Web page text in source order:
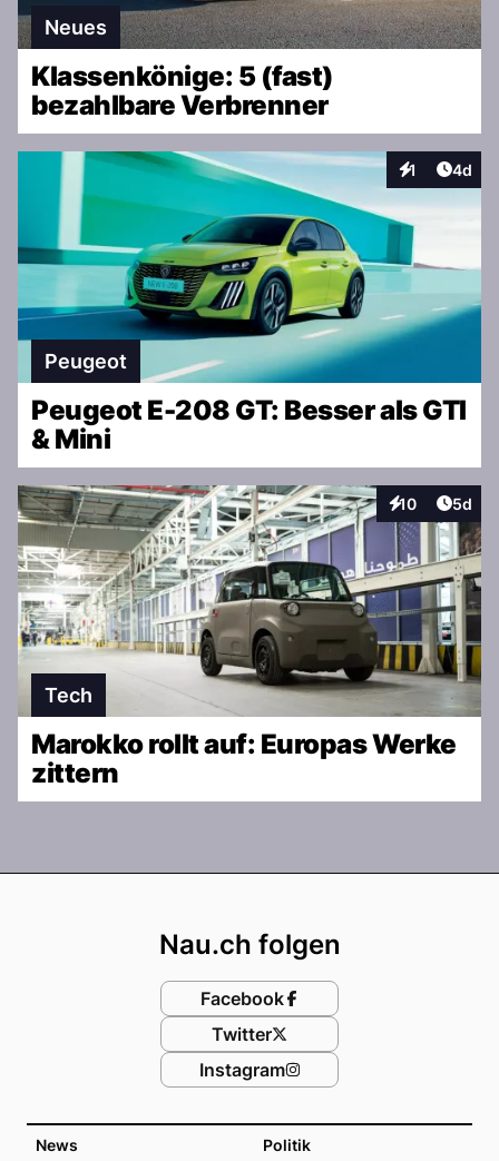
Neues
Klassenkönige: 5 (fast)
bezahlbare Verbrenner
1
Interaktionen
4d
Peugeot
Peugeot E-208 GT: Besser als GTI
& Mini
10
Interaktionen
5d
Tech
Marokko rollt auf: Europas Werke
zittern
News Politik
Nau.ch folgen
Facebook
Twitter
Instagram